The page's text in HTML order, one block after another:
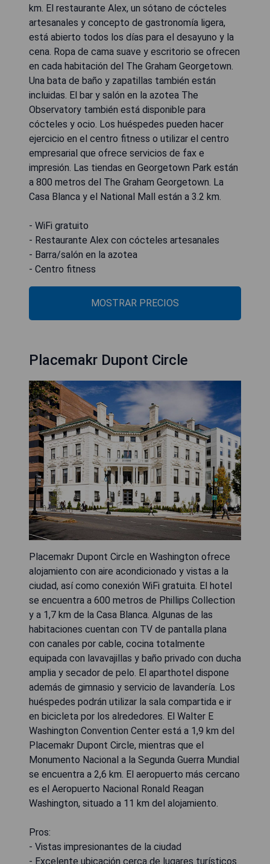
km. El restaurante Alex, un sótano de cócteles
artesanales y concepto de gastronomía ligera,
está abierto todos los días para el desayuno y la
cena. Ropa de cama suave y escritorio se ofrecen
en cada habitación del The Graham Georgetown.
Una bata de baño y zapatillas también están
incluidas. El bar y salón en la azotea The
Observatory también está disponible para
cócteles y ocio. Los huéspedes pueden hacer
ejercicio en el centro fitness o utilizar el centro
empresarial que ofrece servicios de fax e
impresión. Las tiendas en Georgetown Park están
a 800 metros del The Graham Georgetown. La
Casa Blanca y el National Mall están a 3.2 km.
- WiFi gratuito
- Restaurante Alex con cócteles artesanales
- Barra/salón en la azotea
- Centro fitness
MOSTRAR PRECIOS
Placemakr Dupont Circle
Placemakr Dupont Circle en Washington ofrece
alojamiento con aire acondicionado y vistas a la
ciudad, así como conexión WiFi gratuita. El hotel
se encuentra a 600 metros de Phillips Collection
y a 1,7 km de la Casa Blanca. Algunas de las
habitaciones cuentan con TV de pantalla plana
con canales por cable, cocina totalmente
equipada con lavavajillas y baño privado con ducha
amplia y secador de pelo. El aparthotel dispone
además de gimnasio y servicio de lavandería. Los
huéspedes podrán utilizar la sala compartida e ir
en bicicleta por los alrededores. El Walter E
Washington Convention Center está a 1,9 km del
Placemakr Dupont Circle, mientras que el
Monumento Nacional a la Segunda Guerra Mundial
se encuentra a 2,6 km. El aeropuerto más cercano
es el Aeropuerto Nacional Ronald Reagan
Washington, situado a 11 km del alojamiento.
Pros:
- Vistas impresionantes de la ciudad
- Excelente ubicación cerca de lugares turísticos